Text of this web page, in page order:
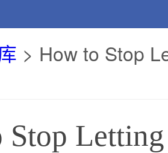
> How to Stop
Stop